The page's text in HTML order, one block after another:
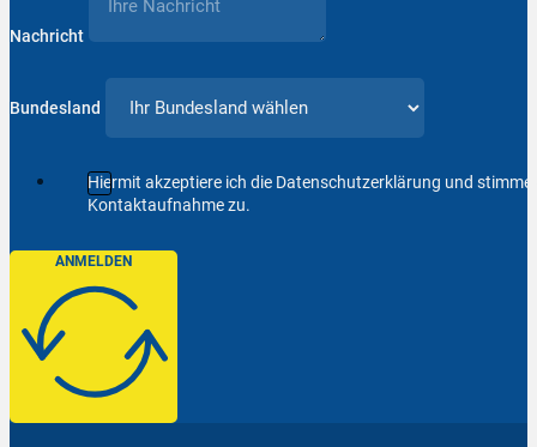
Nachricht
Bundesland
Hiermit akzeptiere ich die Datenschutzerklärung und
Kontaktaufnahme zu.
ANMELDEN